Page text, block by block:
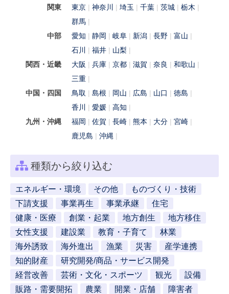
関東
東京 神奈川 埼玉 千葉 茨城
栃木
群馬
中部
愛知 静岡 岐阜 新潟 長野
富山
石川
福井
山梨
関西・近畿
大阪 兵庫 京都 滋賀 奈良
和歌山
三重
中国・四国
鳥取 島根 岡山 広島 山口
徳島
香川
愛媛
高知
九州・沖縄
福岡 佐賀 長崎 熊本 大分
宮崎
鹿児島
沖縄
種類から絞り込む
エネルギー・環境 その他
ものづくり・技術
下請支援
事業再生 事業承継
住宅
健康・医療
創業・起業 地方創生
地方移住
女性支援
建設業 教育・子育て
林業
海外誘致
海外進出 漁業 災害
産学連携
知的財産
研究開発/商品・サービス開発
経営改善
芸術・文化・スポーツ 観光
設備
販路・需要開拓
農業 開業・店舗
障害者